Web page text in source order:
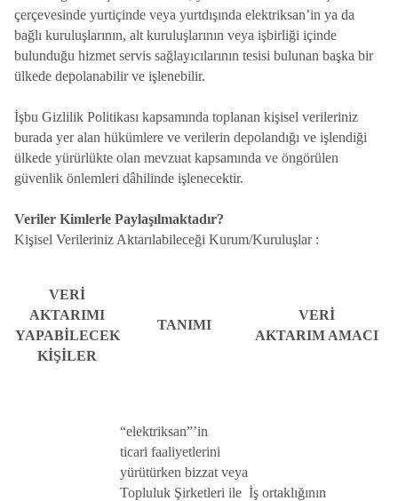
çerçevesinde yurtiçinde veya yurtdışında elektriksan’in ya da
bağlı kuruluşlarının, alt kuruluşlarının veya işbirliği içinde
bulunduğu hizmet servis sağlayıcılarının tesisi bulunan başka bir
ülkede depolanabilir ve işlenebilir.
İşbu Gizlilik Politikası kapsamında toplanan kişisel verileriniz
burada yer alan hükümlere ve verilerin depolandığı ve işlendiği
ülkede yürürlükte olan mevzuat kapsamında ve öngörülen
güvenlik önlemleri dâhilinde işlenecektir.
Veriler Kimlerle Paylaşılmaktadır?
Kişisel Verileriniz Aktarılabileceği Kurum/Kuruluşlar :
VERİ
AKTARIMI
YAPABİLECEK
KİŞİLER
TANIMI
VERİ
AKTARIM AMACI
“elektriksan”’in
ticari faaliyetlerini
yürütürken bizzat veya
Topluluk Şirketleri ile İş ortaklığının